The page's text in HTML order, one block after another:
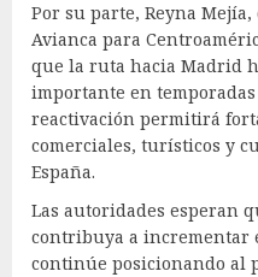
Por su parte, Reyna
Avianca para
que la ruta hacia Madrid
importante en
reactivación permitirá
comerciales, turísticos y
España.
Las autoridades esperan
contribuya a incrementar
continúe posicionando al